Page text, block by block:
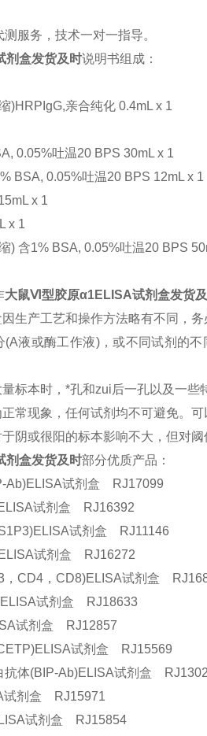
服务，技术一对一指导。
盒发货及时说明书组成：
)HRPIgG,亲合纯化 0.4mL x 1
0.05%吐温20 BPS 30mL x 1
BSA, 0.05%吐温20 BPS 12mL x 1
x 1
x 1
) 含1% BSA, 0.05%吐温20 BPS
大鼠Ⅵ型胶原α1ELISA试剂盒发货
生产工艺和操作方法略有不同，
(A液或酶工作液)，或不同试剂的
标本时，*孔和zui后一孔以及一些
常现象，任何试剂均不可避免。可
阴或很阳的标本影响不大，但对
盒发货及时部分优质产品：
Ab)ELISA试剂盒 RJ17099
试剂盒 RJ16392
试剂盒 RJ11146
试剂盒 RJ16272
，CD4，CD8)ELISA试剂盒
试剂盒 RJ18633
试剂盒 RJ12857
试剂盒 RJ15569
抗体(BIP-Ab)ELISA试剂盒
试剂盒 RJ15971
试剂盒 RJ15854